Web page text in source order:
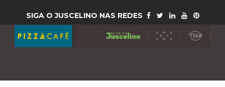
SIGA O JUSCELINO NAS REDES